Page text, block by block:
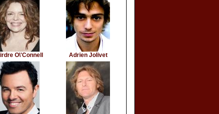
O\'Connell Adrien Jolivet